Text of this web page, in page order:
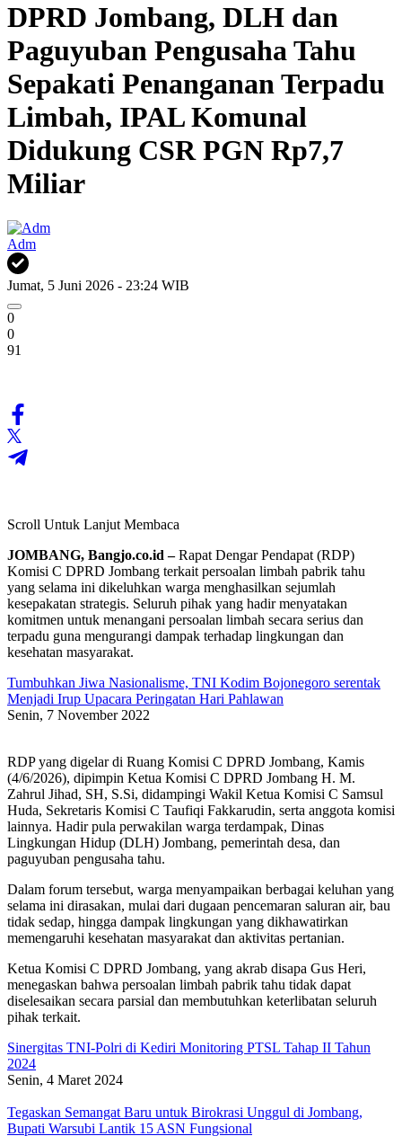
DPRD Jombang, DLH dan
Paguyuban Pengusaha Tahu
Sepakati Penanganan Terpadu
Limbah, IPAL Komunal
Didukung CSR PGN Rp7,7
Miliar
Adm
Jumat, 5 Juni 2026 - 23:24 WIB
0
0
91
Scroll Untuk Lanjut Membaca
JOMBANG, Bangjo.co.id –Rapat Dengar Pendapat (RDP)
Komisi C DPRD Jombang terkait persoalan limbah pabrik tahu
yang selama ini dikeluhkan warga menghasilkan sejumlah
kesepakatan strategis. Seluruh pihak yang hadir menyatakan
komitmen untuk menangani persoalan limbah secara serius dan
terpadu guna mengurangi dampak terhadap lingkungan dan
kesehatan masyarakat.
Tumbuhkan Jiwa Nasionalisme, TNI Kodim Bojonegoro serentak
Menjadi Irup Upacara Peringatan Hari Pahlawan
Senin, 7 November 2022
RDP yang digelar di Ruang Komisi C DPRD Jombang, Kamis
(4/6/2026), dipimpin Ketua Komisi C DPRD Jombang H. M.
Zahrul Jihad, SH, S.Si, didampingi Wakil Ketua Komisi C Samsul
Huda, Sekretaris Komisi C Taufiqi Fakkarudin, serta anggota komisi
lainnya. Hadir pula perwakilan warga terdampak, Dinas
Lingkungan Hidup (DLH) Jombang, pemerintah desa, dan
paguyuban pengusaha tahu.
Dalam forum tersebut, warga menyampaikan berbagai keluhan yang
selama ini dirasakan, mulai dari dugaan pencemaran saluran air, bau
tidak sedap, hingga dampak lingkungan yang dikhawatirkan
memengaruhi kesehatan masyarakat dan aktivitas pertanian.
Ketua Komisi C DPRD Jombang, yang akrab disapa Gus Heri,
menegaskan bahwa persoalan limbah pabrik tahu tidak dapat
diselesaikan secara parsial dan membutuhkan keterlibatan seluruh
pihak terkait.
Sinergitas TNI-Polri di Kediri Monitoring PTSL Tahap II Tahun
2024
Senin, 4 Maret 2024
Tegaskan Semangat Baru untuk Birokrasi Unggul di Jombang,
Bupati Warsubi Lantik 15 ASN Fungsional